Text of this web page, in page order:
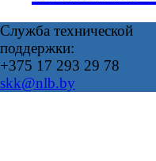
Служба технической
поддержки:
+375 17 293 29 78
skk@nlb.by